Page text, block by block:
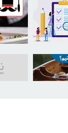
30255137